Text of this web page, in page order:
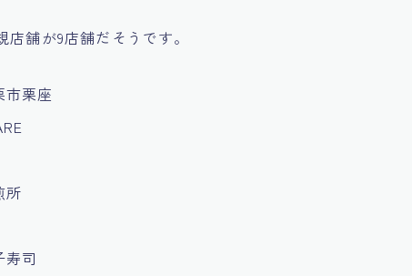
舗が9店舗だそうです。
栗座
所
寿司